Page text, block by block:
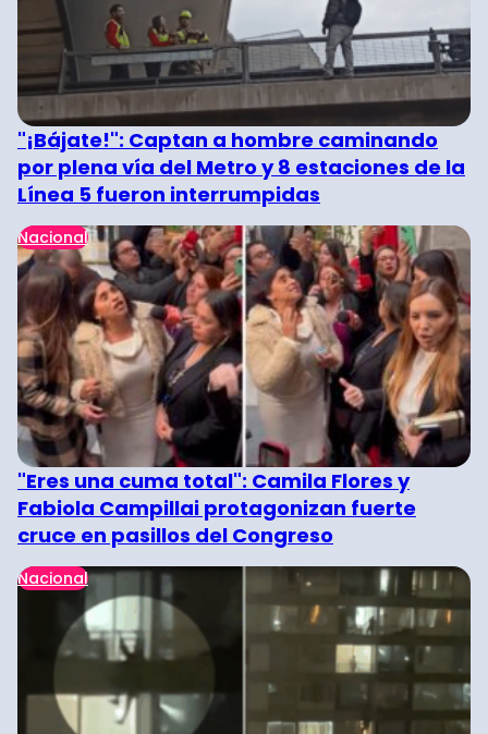
"¡Bájate!": Captan a hombre caminando
por plena vía del Metro y 8 estaciones de la
Línea 5 fueron interrumpidas
Nacional
"Eres una cuma total": Camila Flores y
Fabiola Campillai protagonizan fuerte
cruce en pasillos del Congreso
Nacional